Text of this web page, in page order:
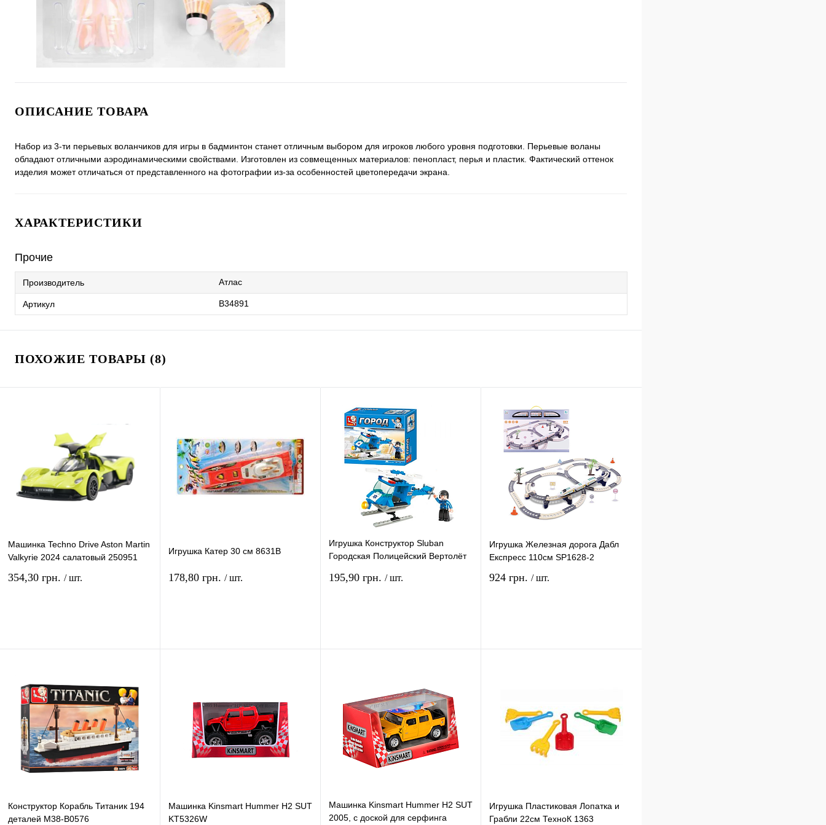
ОПИСАНИЕ ТОВАРА
Набор из 3-ти перьевых воланчиков для игры в бадминтон станет отличным выбором для игроков любого уровня подготовки. Перьевые воланы
обладают отличными аэродинамическими свойствами. Изготовлен из совмещенных материалов: пенопласт, перья и пластик. Фактический оттенок
изделия может отличаться от представленного на фотографии из-за особенностей цветопередачи экрана.
ХАРАКТЕРИСТИКИ
Прочие
Производитель Атлас
Артикул В34891
ПОХОЖИЕ ТОВАРЫ (8)
Машинка Techno Drive Aston Martin
Valkyrie 2024 салатовый 250951
354,30 грн. / шт.
наличии
Игрушка Катер 30 см 8631В
178,80 грн. / шт.
Игрушка Конструктор Sluban
Городская Полицейский Вертолёт
195,90 грн. / шт.
наличии
Игрушка Железная дорога Дабл
Експресс 110см SP1628-2
924 грн. / шт.
Конструктор Корабль Титаник 194
деталей M38-B0576
Машинка Kinsmart Hummer H2 SUT
KT5326W
Машинка Kinsmart Hummer H2 SUТ
2005, с доской для серфинга
Игрушка Пластиковая Лопатка и
Грабли 22см ТехноК 1363